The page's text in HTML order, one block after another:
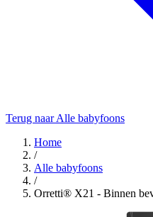
Terug naar Alle babyfoons
Home
/
Alle babyfoons
/
Orretti® X21 - Binnen